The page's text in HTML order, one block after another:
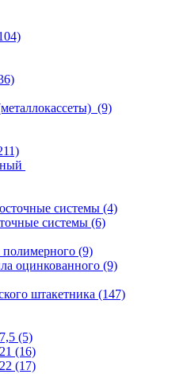
(9)
системы (4)
системы (6)
полимерного (9)
оцинкованного (9)
штакетника (147)
(5)
(16)
(17)